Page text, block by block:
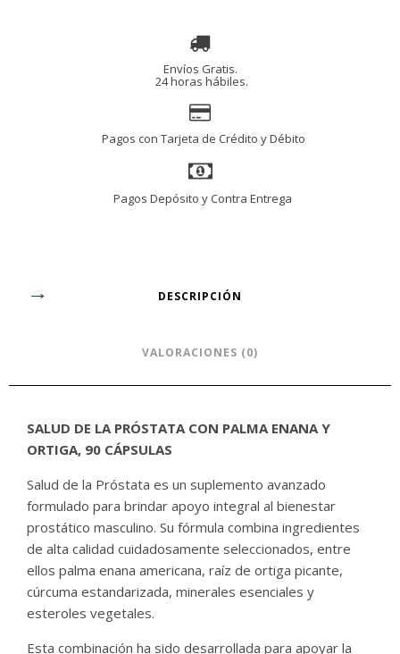
Envíos Gratis.
24 horas hábiles.
Pagos con Tarjeta de Crédito y Débito
Pagos Depósito y Contra Entrega
DESCRIPCIÓN
VALORACIONES (0)
SALUD DE LA PRÓSTATA CON PALMA ENANA Y
ORTIGA, 90 CÁPSULAS
Salud de la Próstata es un suplemento avanzado
formulado para brindar apoyo integral al bienestar
prostático masculino. Su fórmula combina ingredientes
de alta calidad cuidadosamente seleccionados, entre
ellos palma enana americana, raíz de ortiga picante,
cúrcuma estandarizada, minerales esenciales y
esteroles vegetales.
Esta combinación ha sido desarrollada para apoyar la